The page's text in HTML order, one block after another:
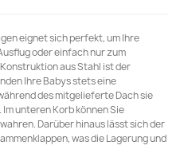
eignet sich perfekt, um Ihre
oder einfach nur zum
aus Stahl ist der
Ihre Babys stets eine
des mitgelieferte Dach sie
unteren Korb können Sie
Darüber hinaus lässt sich der
was die Lagerung und